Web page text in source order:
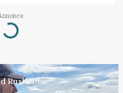
Rusland